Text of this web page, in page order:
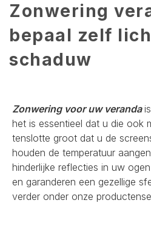
Zonwering
bepaal zelf
schaduw
Zonwering voor uw veranda
het is essentieel dat u die ook
tenslotte groot dat u de
houden de temperatuur
hinderlijke reflecties in uw
en garanderen een gezellige
verder onder onze